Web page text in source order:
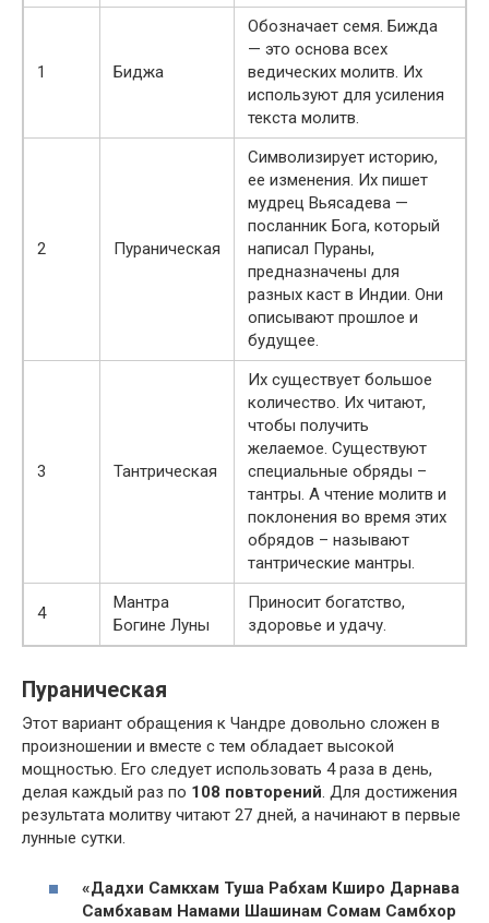
1 Биджа
Обозначает семя. Бижда
— это основа всех
ведических молитв. Их
используют для усиления
текста молитв.
2 Пураническая
Символизирует историю,
ее изменения. Их пишет
мудрец Вьясадева —
посланник Бога, который
написал Пураны,
предназначены для
разных каст в Индии. Они
описывают прошлое и
будущее.
3 Тантрическая
Их существует большое
количество. Их читают,
чтобы получить
желаемое. Существуют
специальные обряды –
тантры. А чтение молитв и
поклонения во время этих
обрядов – называют
тантрические мантры.
4
Мантра
Богине Луны
Приносит богатство,
здоровье и удачу.
Пураническая
Этот вариант обращения к Чандре довольно сложен в
произношении и вместе с тем обладает высокой
мощностью. Его следует использовать 4 раза в день,
делая каждый раз по 108 повторений. Для достижения
результата молитву читают 27 дней, а начинают в первые
лунные сутки.
«Дадхи Самкхам Туша Рабхам Кширо Дарнава
Самбхавам Намами Шашинам Сомам Самбхор